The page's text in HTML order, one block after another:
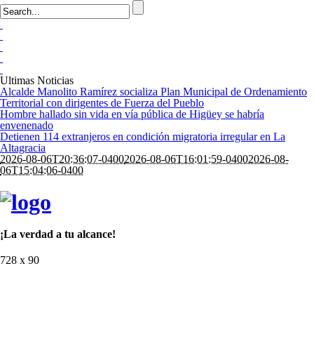
Ultimas Noticias
Alcalde Manolito Ramírez socializa Plan Municipal de Ordenamiento
Territorial con dirigentes de Fuerza del Pueblo
Hombre hallado sin vida en vía pública de Higüey se habría
envenenado
Detienen 114 extranjeros en condición migratoria irregular en La
Altagracia
2026-08-06T20:36:07-04002026-08-06T16:01:59-04002026-08-
06T15:04:06-0400
¡La verdad a tu alcance!
728 x 90